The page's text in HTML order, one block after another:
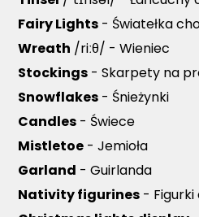
Fairy Lights - Światełka
Wreath /riːθ/ - Wieniec
Stockings - Skarpety na
Snowflakes - Śnieżynki
Candles - Świece
Mistletoe - Jemioła
Garland - Guirlanda
Nativity figurines - Figurki